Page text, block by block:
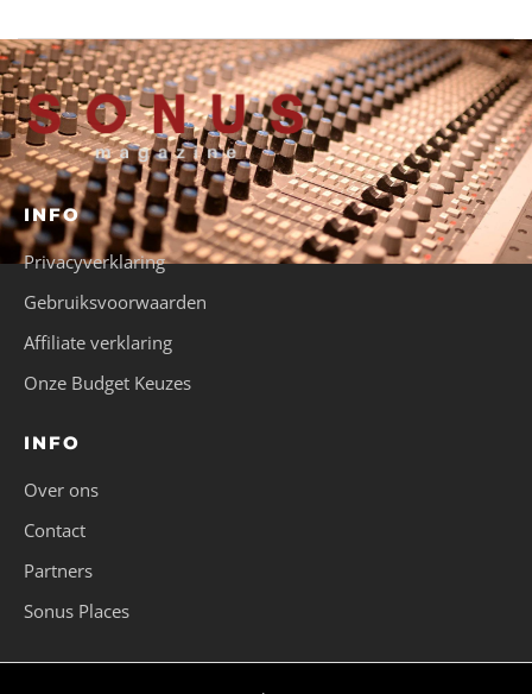
INFO
Privacyverklaring
Gebruiksvoorwaarden
Affiliate verklaring
Onze Budget Keuzes
INFO
Over ons
Contact
Partners
Sonus Places